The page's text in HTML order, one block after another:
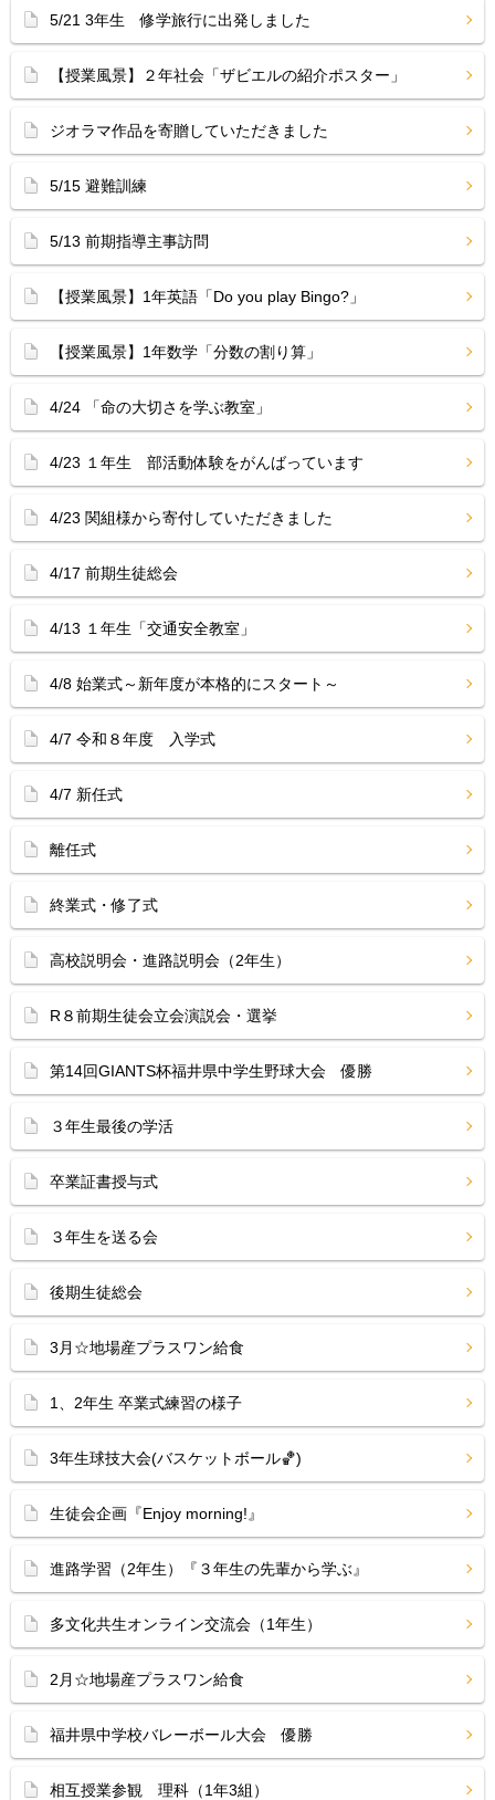
5/21 3年生 修学旅行に出発しました
【授業風景】２年社会「ザビエルの紹介ポスター」
ジオラマ作品を寄贈していただきました
5/15 避難訓練
5/13 前期指導主事訪問
【授業風景】1年英語「Do you play Bingo?」
【授業風景】1年数学「分数の割り算」
4/24 「命の大切さを学ぶ教室」
4/23 １年生 部活動体験をがんばっています
4/23 関組様から寄付していただきました
4/17 前期生徒総会
4/13 １年生「交通安全教室」
4/8 始業式～新年度が本格的にスタート～
4/7 令和８年度 入学式
4/7 新任式
離任式
終業式・修了式
高校説明会・進路説明会（2年生）
R８前期生徒会立会演説会・選挙
第14回GIANTS杯福井県中学生野球大会 優勝
３年生最後の学活
卒業証書授与式
３年生を送る会
後期生徒総会
3月☆地場産プラスワン給食
1、2年生 卒業式練習の様子
3年生球技大会(バスケットボール🏀)
生徒会企画『Enjoy morning!』
進路学習（2年生）『３年生の先輩から学ぶ』
多文化共生オンライン交流会（1年生）
2月☆地場産プラスワン給食
福井県中学校バレーボール大会 優勝
相互授業参観 理科（1年3組）